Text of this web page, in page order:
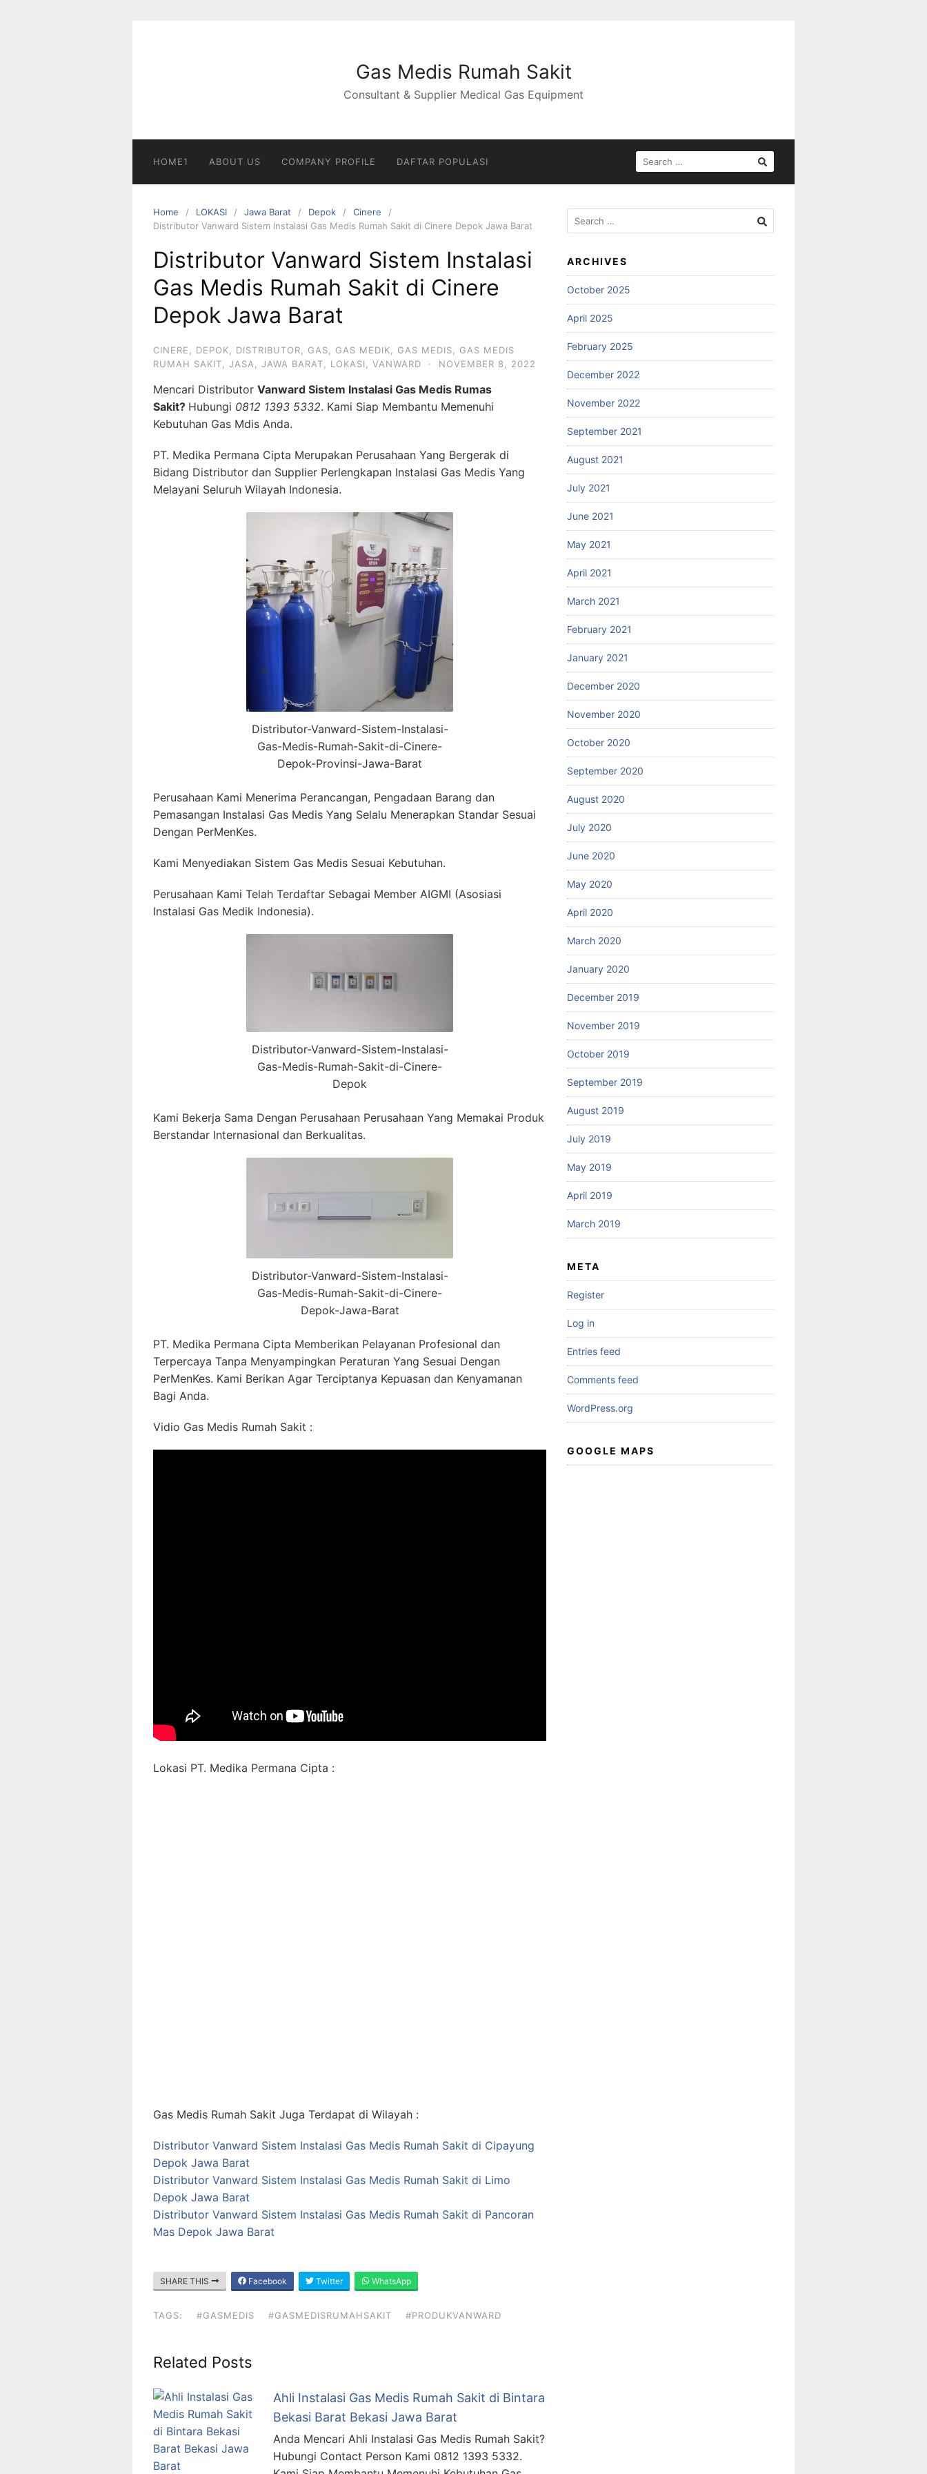
Gas Medis Rumah Sakit
Consultant & Supplier Medical Gas Equipment
HOME1 ABOUT US COMPANY PROFILE DAFTAR POPULASI
SEARCH
FOR:
Home LOKASI Jawa Barat Depok
Cinere
Distributor Vanward Sistem Instalasi Gas Medis Rumah Sakit di Cinere Depok Jawa Barat
Distributor Vanward Sistem Instalasi
Gas Medis Rumah Sakit di Cinere
Depok Jawa Barat
CINERE DEPOK DISTRIBUTOR GAS GAS MEDIK GAS MEDIS
GAS MEDIS
RUMAH SAKIT
JASA JAWA BARAT LOKASI VANWARD · NOVEMBER 8, 2022
Mencari Distributor Vanward Sistem Instalasi Gas Medis Rumas
Sakit? Hubungi 0812 1393 5332. Kami Siap Membantu Memenuhi
Kebutuhan Gas Mdis Anda.
PT. Medika Permana Cipta Merupakan Perusahaan Yang Bergerak di
Bidang Distributor dan Supplier Perlengkapan Instalasi Gas Medis Yang
Melayani Seluruh Wilayah Indonesia.
Distributor-Vanward-Sistem-Instalasi-
Gas-Medis-Rumah-Sakit-di-Cinere-
Depok-Provinsi-Jawa-Barat
Perusahaan Kami Menerima Perancangan, Pengadaan Barang dan
Pemasangan Instalasi Gas Medis Yang Selalu Menerapkan Standar Sesuai
Dengan PerMenKes.
Kami Menyediakan Sistem Gas Medis Sesuai Kebutuhan.
Perusahaan Kami Telah Terdaftar Sebagai Member AIGMI (Asosiasi
Instalasi Gas Medik Indonesia).
Distributor-Vanward-Sistem-Instalasi-
Gas-Medis-Rumah-Sakit-di-Cinere-
Depok
Kami Bekerja Sama Dengan Perusahaan Perusahaan Yang Memakai Produk
Berstandar Internasional dan Berkualitas.
Distributor-Vanward-Sistem-Instalasi-
Gas-Medis-Rumah-Sakit-di-Cinere-
Depok-Jawa-Barat
PT. Medika Permana Cipta Memberikan Pelayanan Profesional dan
Terpercaya Tanpa Menyampingkan Peraturan Yang Sesuai Dengan
PerMenKes. Kami Berikan Agar Terciptanya Kepuasan dan Kenyamanan
Bagi Anda.
Vidio Gas Medis Rumah Sakit :
Lokasi PT. Medika Permana Cipta :
Gas Medis Rumah Sakit Juga Terdapat di Wilayah :
Distributor Vanward Sistem Instalasi Gas Medis Rumah Sakit di Cipayung
Depok Jawa Barat
Distributor Vanward Sistem Instalasi Gas Medis Rumah Sakit di Limo
Depok Jawa Barat
Distributor Vanward Sistem Instalasi Gas Medis Rumah Sakit di Pancoran
Mas Depok Jawa Barat
SHARE THIS Facebook Twitter WhatsApp
TAGS: #GASMEDIS #GASMEDISRUMAHSAKIT #PRODUKVANWARD
Related Posts
Ahli Instalasi Gas Medis Rumah Sakit di Bintara
Bekasi Barat Bekasi Jawa Barat
Anda Mencari Ahli Instalasi Gas Medis Rumah Sakit?
Hubungi Contact Person Kami 0812 1393 5332.
Search
for:
ARCHIVES
October 2025
April 2025
February 2025
December 2022
November 2022
September 2021
August 2021
July 2021
June 2021
May 2021
April 2021
March 2021
February 2021
January 2021
December 2020
November 2020
October 2020
September 2020
August 2020
July 2020
June 2020
May 2020
April 2020
March 2020
January 2020
December 2019
November 2019
October 2019
September 2019
August 2019
July 2019
May 2019
April 2019
March 2019
META
Register
Log in
Entries feed
Comments feed
WordPress.org
GOOGLE MAPS